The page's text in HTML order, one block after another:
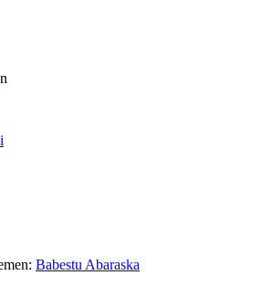
Babestu Abaraska